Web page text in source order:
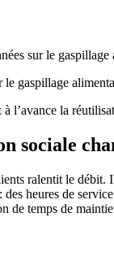
sur le
gaspillage
l’avance la
ralentit le
heures de
de temps de